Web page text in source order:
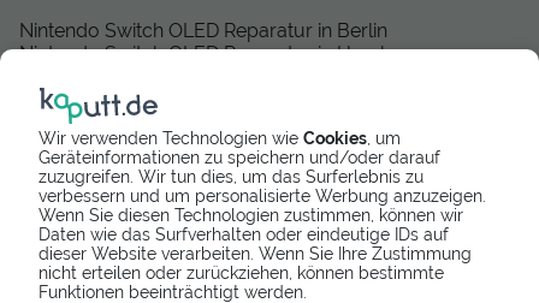
Wir verwenden Technologien wie Cookies , um
Geräteinformationen zu speichern und/oder darauf
zuzugreifen. Wir tun dies, um das Surferlebnis zu
verbessern und um personalisierte Werbung anzuzeigen.
Wenn Sie diesen Technologien zustimmen, können wir
Daten wie das Surfverhalten oder eindeutige IDs auf
dieser Website verarbeiten. Wenn Sie Ihre Zustimmung
nicht erteilen oder zurückziehen, können bestimmte
Funktionen beeinträchtigt werden.
Nintendo Switch OLED Reparatur in Berlin
Nintendo Switch OLED Reparatur in Hamburg
Häufige Defekte und die
schnellesten Lösungen
Zu Beginn war eines der häufigsten Probleme die
Dockingstation, die dafür sorgte, dass das Display der